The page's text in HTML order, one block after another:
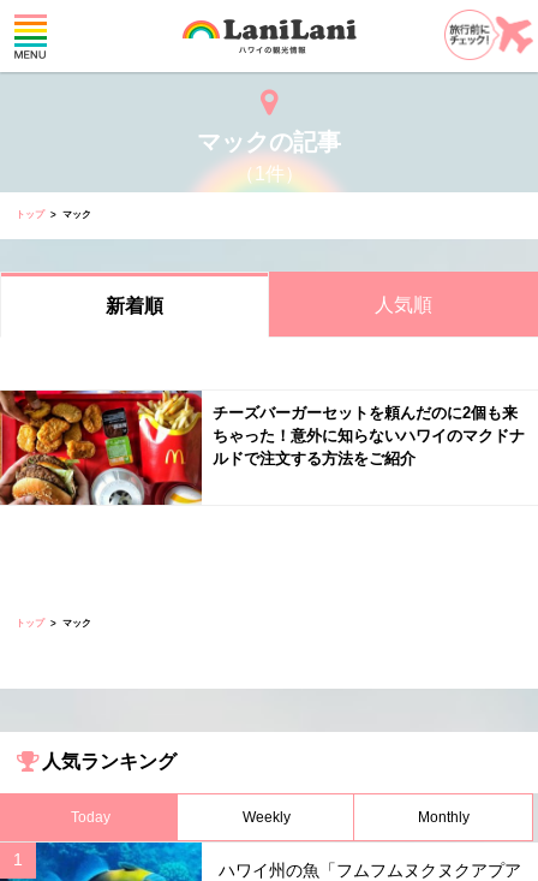
マックの記事
（1件）
トップ マック
新着順 人気順
チーズバーガーセットを頼んだのに2個も来
ちゃった！意外に知らないハワイのマクドナ
ルドで注文する方法をご紹介
トップ マック
人気ランキング
Today Weekly Monthly
ハワイ州の魚「フムフムヌクヌクアプア